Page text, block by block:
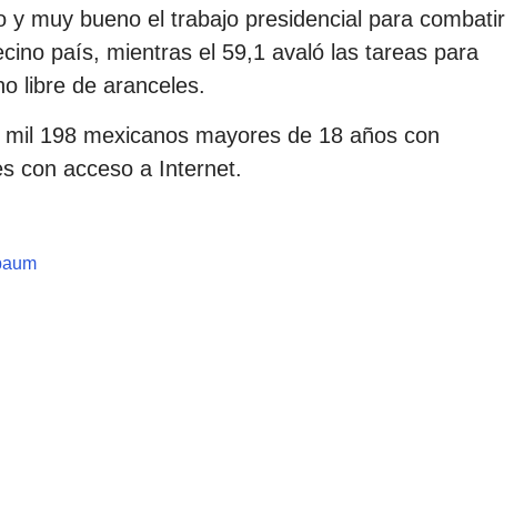
y muy bueno el trabajo presidencial para combatir
país, mientras el 59,1 avaló las tareas para
libre de aranceles.
198 mexicanos mayores de 18 años con
con acceso a Internet.